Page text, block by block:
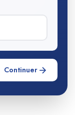
Continuer